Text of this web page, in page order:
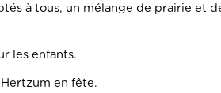
à tous, un mélange de prairie et
les enfants.
en fête.